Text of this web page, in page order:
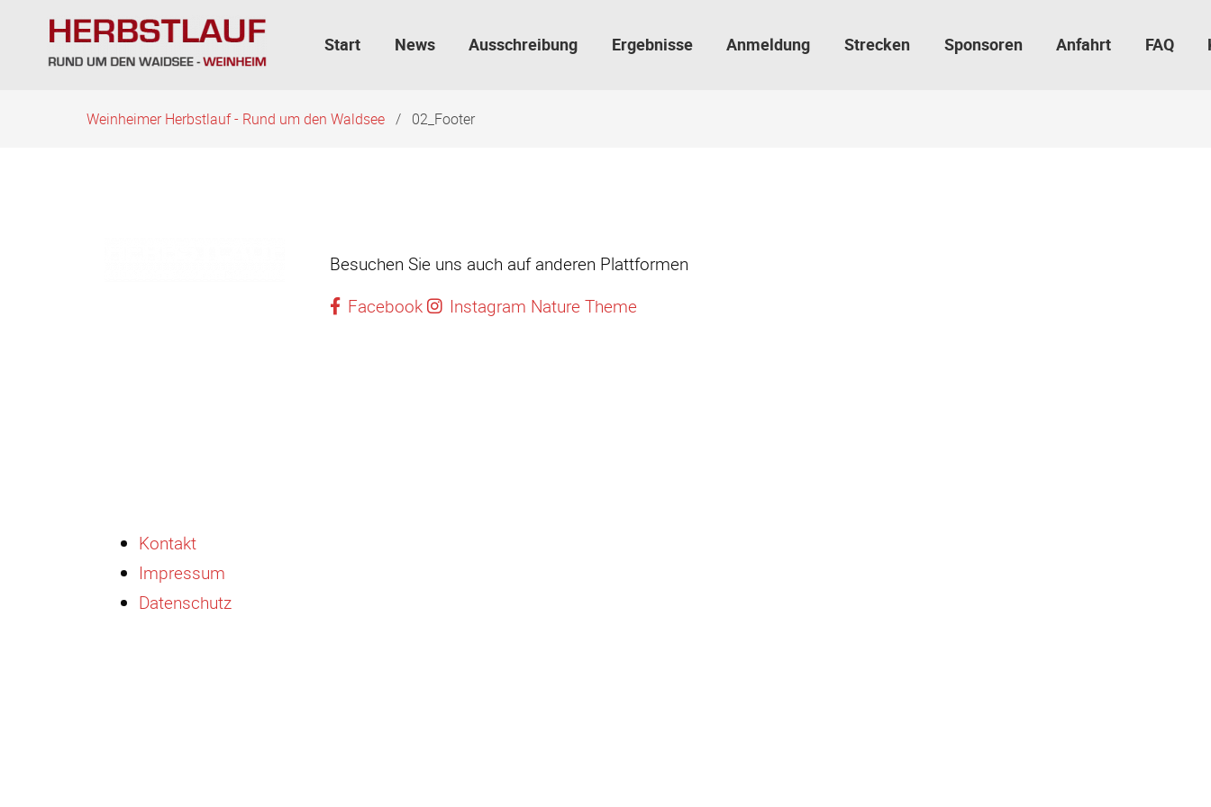
überspringen
Start News Ausschreibung Ergebnisse Anmeldung Strecken Sponsoren Anfahrt FAQ
Weinheimer Herbstlauf - Rund um den Waldsee 02_Footer
Besuchen Sie uns auch auf anderen Plattformen
Facebook
Instagram Nature Theme
überspringen
Kontakt
Impressum
Datenschutz